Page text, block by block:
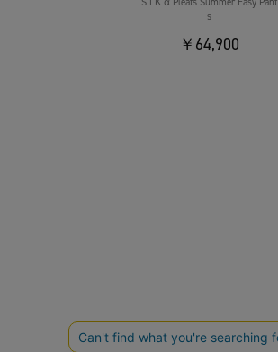
s
￥64,900